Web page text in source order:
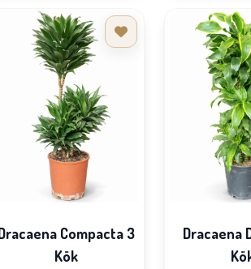
Compacta 3
Kök
Dracaena